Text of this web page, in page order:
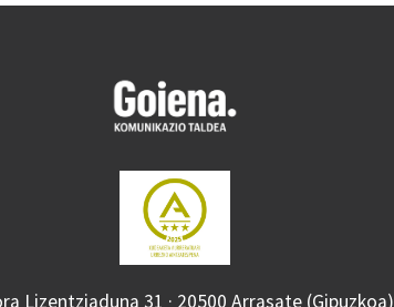
Lizentziaduna 31 · 20500 Arrasate (Gipuzkoa)